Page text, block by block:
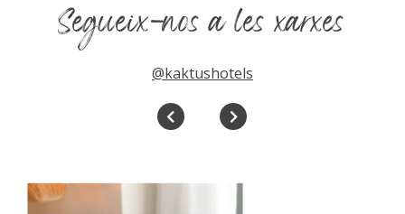
Segueix-nos a les xarxes
@kaktushotels